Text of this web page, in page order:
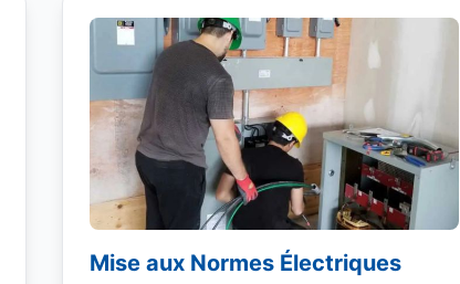
Mise aux Normes Électriques